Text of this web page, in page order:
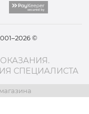
©
СПЕЦИАЛИСТА